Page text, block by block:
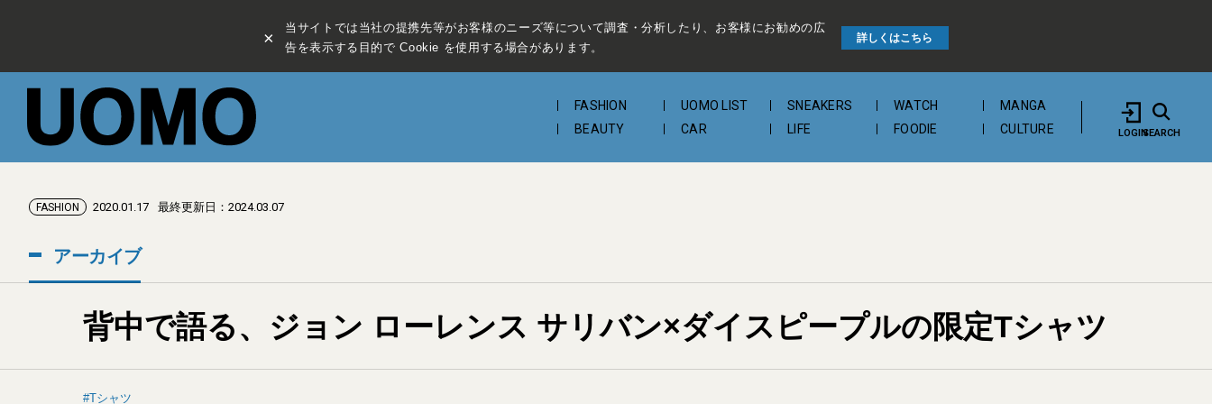
×
当サイトでは当社の提携先等がお客様のニーズ等について調査・分析したり、お客様にお勧めの広
告を表示する目的で Cookie を使用する場合があります。
詳しくはこちら
FASHION UOMO LIST SNEAKERS WATCH
MANGA
BEAUTY
CAR LIFE FOODIE CULTURE LOGINSEARCH
FASHION 2020.01.17 最終更新日：2024.03.07
アーカイブ
背中で語る、ジョン ローレンス サリバン×ダイスピープルの限定Tシャツ
Tシャツ